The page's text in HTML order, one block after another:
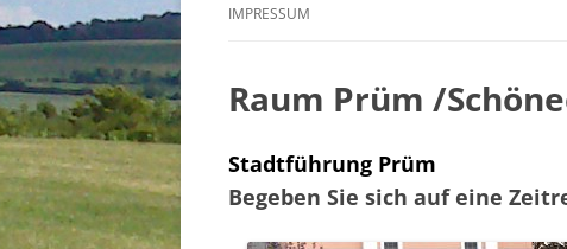
VULKANEIFEL
RAUM
RAUM
IMPRESSUM
Raum Prüm /
Stadtführung Prüm
Begeben Sie sich auf eine